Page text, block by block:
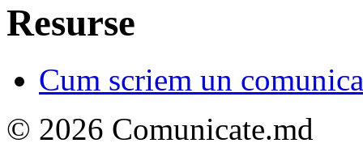
Resurse
Cum scriem un
© 2026 Comunicate.md